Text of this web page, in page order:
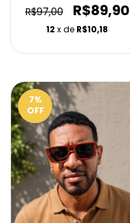
R$97,00 R$89,90
12 x de R$10,18
7%
OFF